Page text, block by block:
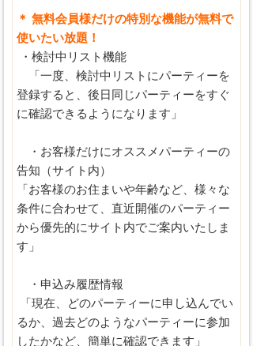
＊ 無料会員様だけの特別な機能が無料で
使いたい放題！
・検討中リスト機能
「一度、検討中リストにパーティーを
登録すると、後日同じパーティーをすぐ
に確認できるようになります」
・お客様だけにオススメパーティーの
告知（サイト内）
「お客様のお住まいや年齢など、様々な
条件に合わせて、直近開催のパーティー
から優先的にサイト内でご案内いたしま
す」
・申込み履歴情報
「現在、どのパーティーに申し込んでい
るか、過去どのようなパーティーに参加
したかなど、簡単に確認できます」